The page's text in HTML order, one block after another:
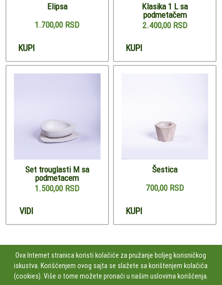
Ova Internet stranica koristi kolačiće za pružanje boljeg korisničkog
iskustva. Korišćenjem ovog sajta se slažete sa korištenjem kolačića
(cookies). Više o tome možete pronaći u našim uslovima korišćenja.
Elipsa
1.700,00 RSD
KUPI
Klasika 1 L sa
podmetačem
2.400,00 RSD
KUPI
Set trouglasti M sa
podmetacem
1.500,00 RSD
VIDI
Šestica
700,00 RSD
KUPI
PRATITE NAS